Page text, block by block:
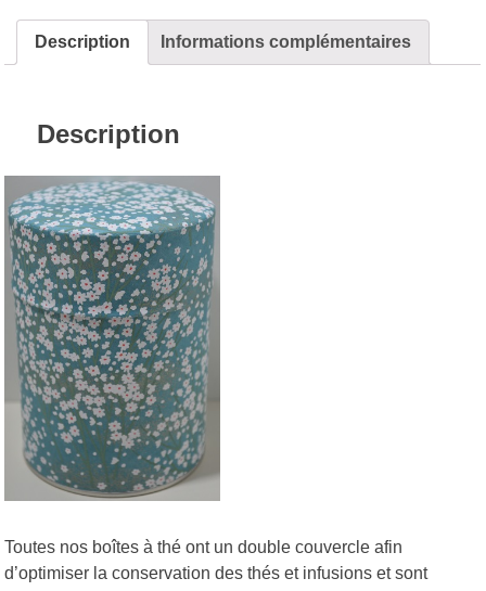
Description Informations complémentaires
Description
Toutes nos boîtes à thé ont un double couvercle afin
d’optimiser la conservation des thés et infusions et sont